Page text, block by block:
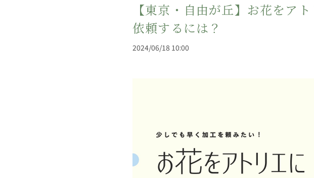
【東京・自由が丘】お花をア
依頼するには？
2024/06/18 10:00